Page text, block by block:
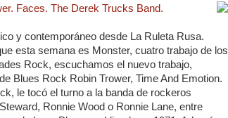
Faces. The Derek Trucks Band.
y contemporáneo desde La Ruleta Rusa.
esta semana es Monster, cuatro trabajo de los
Rock, escuchamos el nuevo trabajo,
Blues Rock Robin Trower, Time And Emotion.
le tocó el turno a la banda de rockeros
Ronnie Wood o Ronnie Lane, entre